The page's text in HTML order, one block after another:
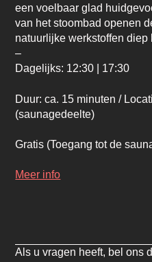
een voelbaar glad
van het stoombad openen
natuurlijke werkstoffen diep
–
Dagelijks: 12:30 | 17:30
Duur: ca. 15 minuten /
(saunagedeelte)
Gratis (Toegang tot de
Meer info
Als u vragen heeft, bel ons